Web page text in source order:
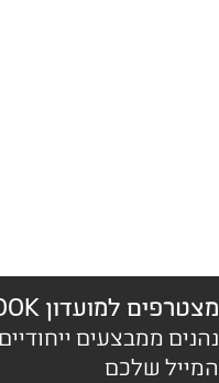
מצטרפים למועדון CBOOK
נהנים ממבצעים
המייל שלכם